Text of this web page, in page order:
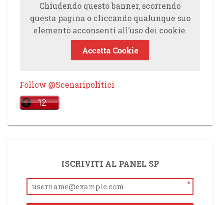
Chiudendo questo banner, scorrendo
questa pagina o cliccando qualunque suo
elemento acconsenti all’uso dei cookie.
Accetta Cookie
Follow @Scenaripolitici
ISCRIVITI AL PANEL SP
*